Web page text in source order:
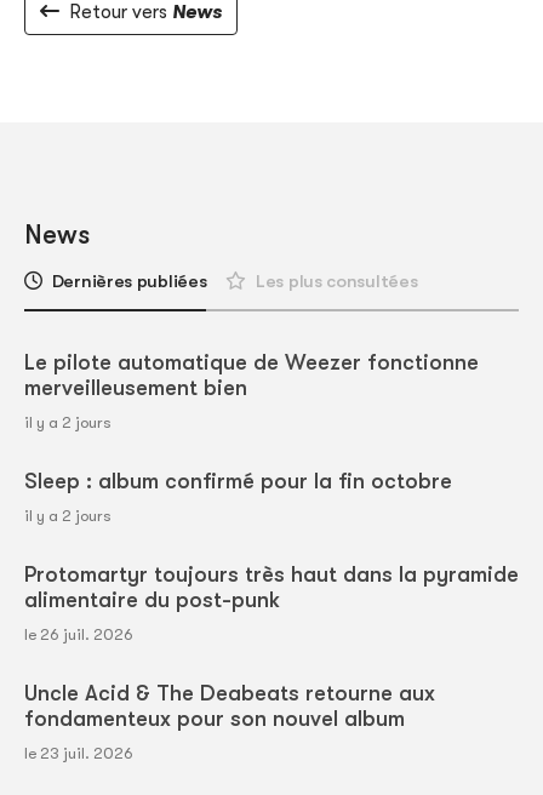
Retour vers News
News
Dernières publiées Les plus consultées
Le pilote automatique de Weezer fonctionne
merveilleusement bien
il y a 2 jours
Sleep : album confirmé pour la fin octobre
il y a 2 jours
Protomartyr toujours très haut dans la pyramide
alimentaire du post-punk
le 26 juil. 2026
Uncle Acid & The Deabeats retourne aux
fondamenteux pour son nouvel album
le 23 juil. 2026